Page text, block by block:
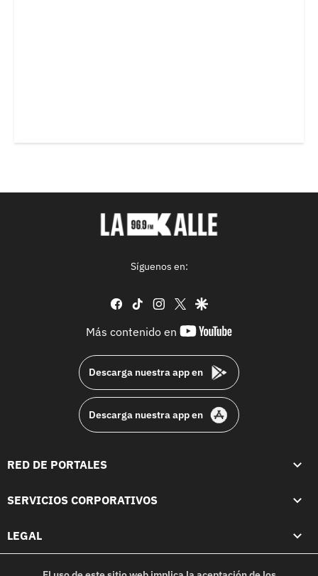
Síguenos en:
facebook
tiktok instagram
twittergoogle
Más contenido en
youtube-
Descarga nuestra app en
Descarga nuestra app en
RED DE PORTALES
SERVICIOS CORPORATIVOS
LEGAL